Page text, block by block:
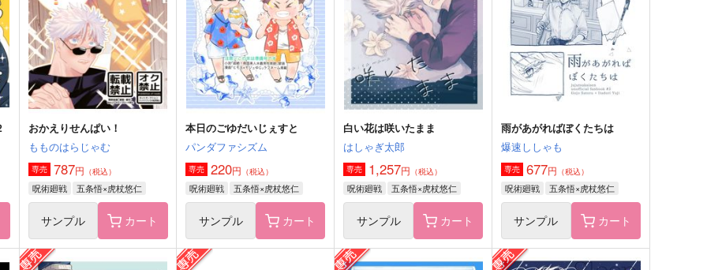
787円（税込）
五条悟×虎杖悠仁
サンプル 作品詳細
472円（税込）
五条悟×虎杖悠仁
サンプル 作品詳細
472 円（税込）
五条悟×虎杖悠仁
サンプル 作品詳細
330円（税込）
五条悟×虎杖悠仁
サンプル 作品詳細
おかえりせんぱい！
もものはらじゃむ
専売 787円 （税込）
呪術廻戦 五条悟×虎杖悠仁
サンプル カート
本日のごゆだいじぇすと
パンダファシズム
専売 220円 （税込）
呪術廻戦 五条悟×虎杖悠仁
サンプル カート
白い花は咲いたまま
はしゃぎ太郎
専売 1,257円 （税込）
呪術廻戦 五条悟×虎杖悠仁
サンプル カート
雨があがればぼくたちは
爆速ししゃも
専売 677円 （税込）
呪術廻戦 五条悟×虎杖悠仁
サンプル カート